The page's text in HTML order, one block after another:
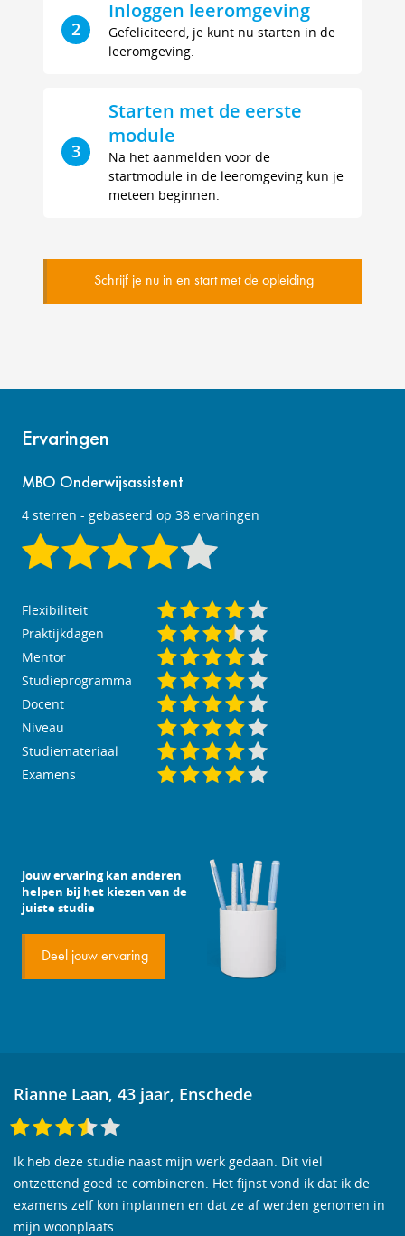
2
Inloggen leeromgeving
Gefeliciteerd, je kunt nu starten in de
leeromgeving.
3
Starten met de eerste
module
Na het aanmelden voor de
startmodule in de leeromgeving kun je
meteen beginnen.
Schrijf je nu in en start met de opleiding
Ervaringen
MBO Onderwijsassistent
4 sterren - gebaseerd op 38 ervaringen
Flexibiliteit
Praktijkdagen
Mentor
Studieprogramma
Docent
Niveau
Studiemateriaal
Examens
Jouw ervaring kan anderen
helpen bij het kiezen van de
juiste studie
Deel jouw ervaring
Rianne Laan, 43 jaar, Enschede
Ik heb deze studie naast mijn werk gedaan. Dit viel
ontzettend goed te combineren. Het fijnst vond ik dat ik de
examens zelf kon inplannen en dat ze af werden genomen in
mijn woonplaats .